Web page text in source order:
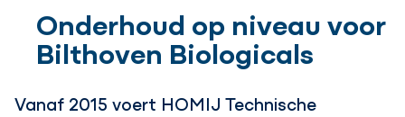
Onderhoud op niveau voor
Bilthoven Biologicals
Vanaf 2015 voert HOMIJ Technische